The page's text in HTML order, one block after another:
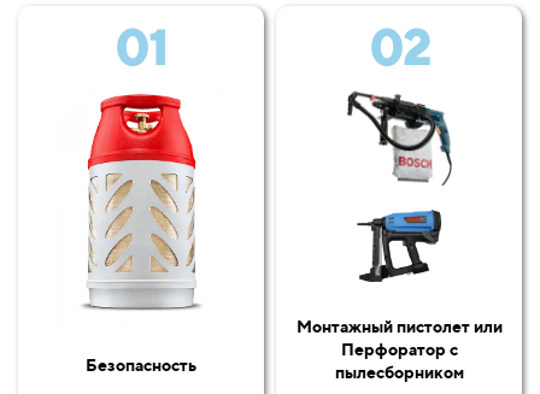
01
Безопасность
02
Монтажный пистолет или
Перфоратор с
пылесборником